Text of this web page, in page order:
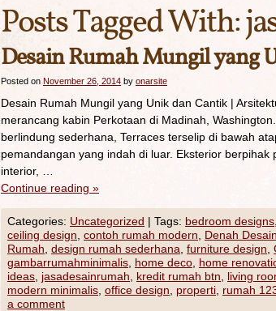
Posts Tagged With:
Desain Rumah Mungil yang
Posted on November 26, 2014 by onarsite
Desain Rumah Mungil yang Unik dan Cantik |
merancang kabin Perkotaan di Madinah,
berlindung sederhana, Terraces terselip di bawah
pemandangan yang indah di luar. Eksterior
interior, …
Continue reading »
Categories: Uncategorized | Tags: bedroom designs
ceiling design contoh rumah modern Denah
Rumah design rumah sederhana furniture design
gambarrumahminimalis home deco home
ideas jasadesainrumah kredit rumah btn living
modern minimalis office design properti rumah
a comment